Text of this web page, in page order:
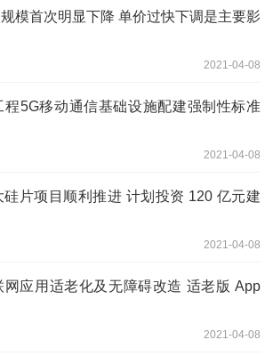
模首次明显下降 单价过快下调是主要影
2021-04-08
程5G移动通信基础设施配建强制性标准
2021-04-08
片项目顺利推进 计划投资 120 亿元建
2021-04-08
网应用适老化及无障碍改造 适老版 App
2021-04-08